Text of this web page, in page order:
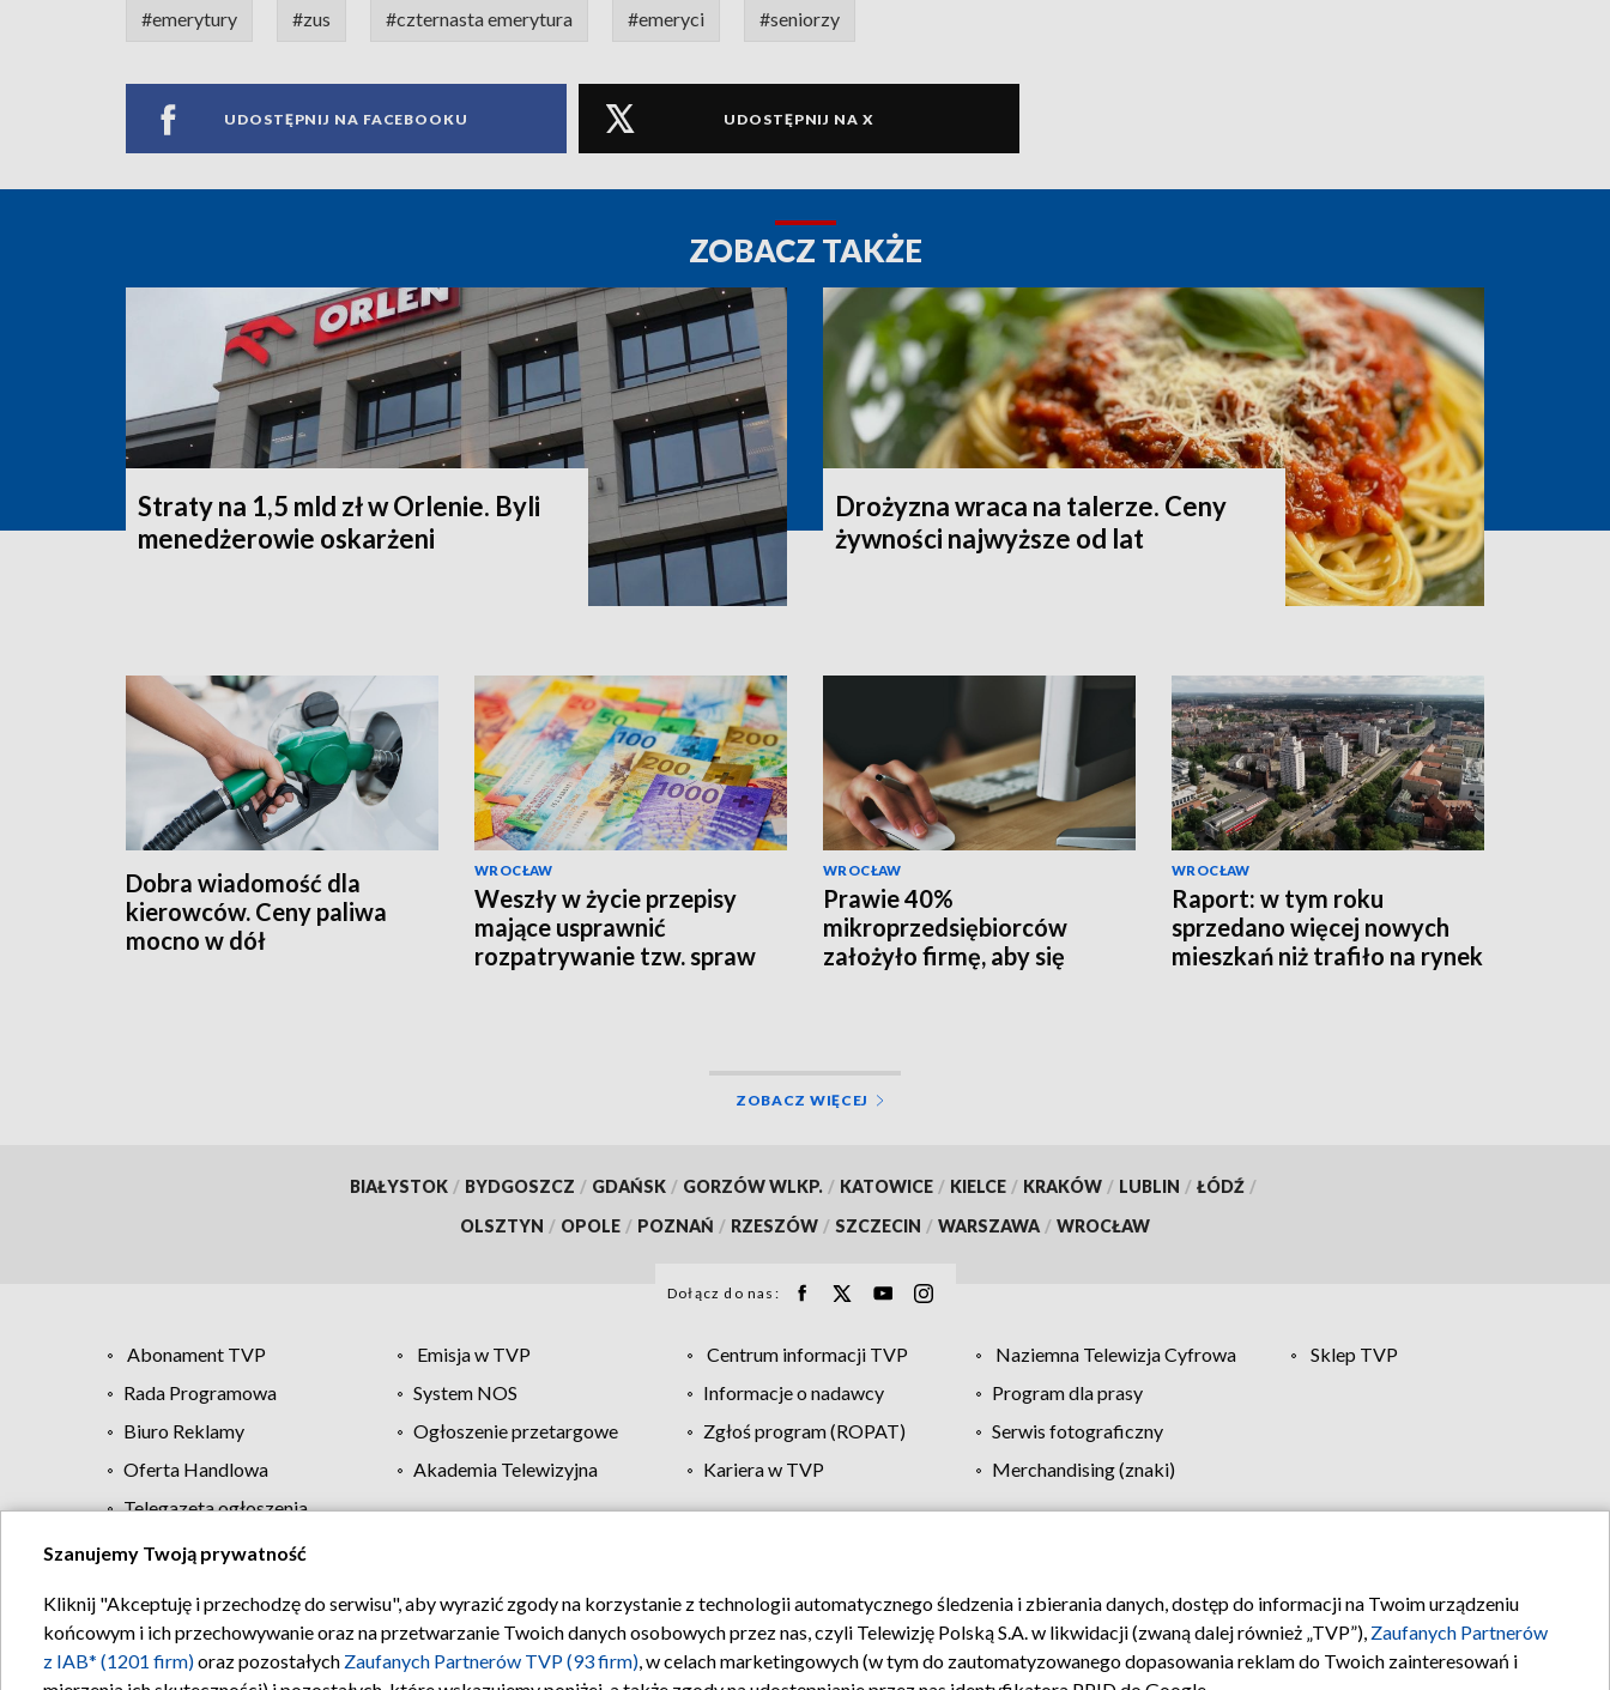
#emerytury #zus #czternasta emerytura #emeryci #seniorzy
UDOSTĘPNIJ NA FACEBOOKU UDOSTĘPNIJ NA X
ZOBACZ TAKŻE
Straty na 1,5 mld zł w Orlenie. Byli
menedżerowie oskarżeni
Drożyzna wraca na talerze. Ceny
żywności najwyższe od lat
Dobra wiadomość dla
kierowców. Ceny paliwa
mocno w dół
WROCŁAW
Weszły w życie przepisy
mające usprawnić
rozpatrywanie tzw. spraw
WROCŁAW
Prawie 40%
mikroprzedsiębiorców
założyło firmę, aby się
WROCŁAW
Raport: w tym roku
sprzedano więcej nowych
mieszkań niż trafiło na rynek
ZOBACZ WIĘCEJ
BIAŁYSTOK / BYDGOSZCZ / GDAŃSK / GORZÓW WLKP. / KATOWICE / KIELCE / KRAKÓW / LUBLIN / ŁÓDŹ /
OLSZTYN / OPOLE / POZNAŃ / RZESZÓW / SZCZECIN / WARSZAWA / WROCŁAW
Dołącz do nas:
Abonament TVP Emisja w TVP Centrum informacji TVP Naziemna Telewizja Cyfrowa
Sklep TVP
Rada Programowa
System NOS Informacje o nadawcy
Program dla prasy
Biuro Reklamy
Ogłoszenie przetargowe Zgłoś program (ROPAT)
Serwis fotograficzny
Oferta Handlowa
Akademia Telewizyjna Kariera w TVP
Merchandising (znaki)
Telegazeta ogłoszenia
Regulamin TVP Polityka prywatności Moje zgody Pomoc Biuro reklamy Kontakt
Szanujemy Twoją prywatność
Kliknij "Akceptuję i przechodzę do serwisu", aby wyrazić zgody na korzystanie z technologii automatycznego śledzenia i zbierania danych, dostęp do informacji na Twoim urządzeniu
końcowym i ich przechowywanie oraz na przetwarzanie Twoich danych osobowych przez nas, czyli Telewizję Polską S.A. w likwidacji (zwaną dalej również „TVP”), Zaufanych Partnerów
z IAB* (1201 firm)oraz pozostałych Zaufanych Partnerów TVP (93 firm), w celach marketingowych (w tym do zautomatyzowanego dopasowania reklam do Twoich zainteresowań i